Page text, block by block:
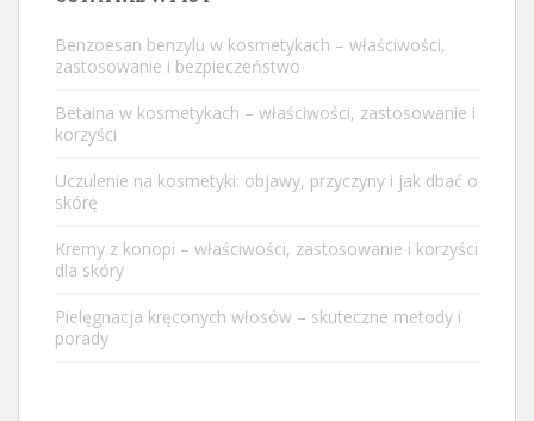
Benzoesan benzylu w kosmetykach – właściwości,
zastosowanie i bezpieczeństwo
Betaina w kosmetykach – właściwości, zastosowanie i
korzyści
Uczulenie na kosmetyki: objawy, przyczyny i jak dbać o
skórę
Kremy z konopi – właściwości, zastosowanie i korzyści
dla skóry
Pielęgnacja kręconych włosów – skuteczne metody i
porady